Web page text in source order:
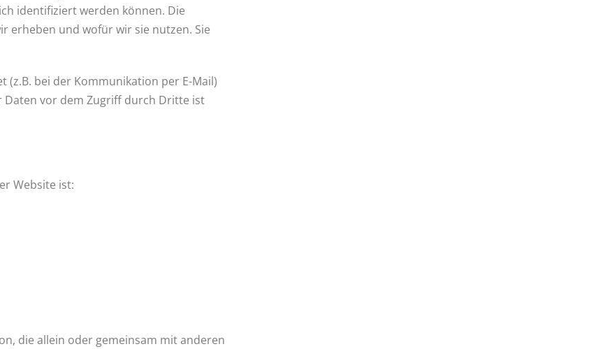
identifiziert werden können. Die
erheben und wofür wir sie nutzen. Sie
bei der Kommunikation per E-Mail)
Daten vor dem Zugriff durch Dritte ist
Website ist:
die allein oder gemeinsam mit anderen